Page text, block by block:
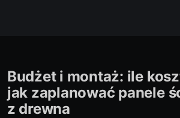
Budżet i montaż: ile
jak zaplanować panele
z drewna